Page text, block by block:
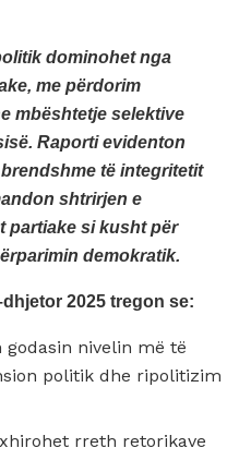
dominohet nga
me përdorim
mbështetje selektive
Raporti evidenton
të integritetit
shtrirjen e
partiake si kusht për
demokratik.
2025 tregon se:
godasin nivelin më të
politik dhe ripolitizim
rreth retorikave